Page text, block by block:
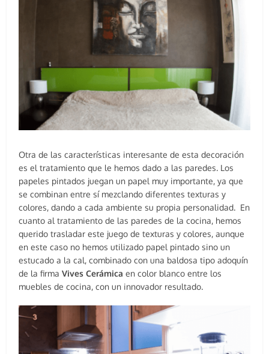
Otra de las características interesante de esta decoración
es el tratamiento que le hemos dado a las paredes. Los
papeles pintados juegan un papel muy importante, ya que
se combinan entre sí mezclando diferentes texturas y
colores, dando a cada ambiente su propia personalidad. En
cuanto al tratamiento de las paredes de la cocina, hemos
querido trasladar este juego de texturas y colores, aunque
en este caso no hemos utilizado papel pintado sino un
estucado a la cal, combinado con una baldosa tipo adoquín
de la firmaVives Cerámica en color blanco entre los
muebles de cocina, con un innovador resultado.